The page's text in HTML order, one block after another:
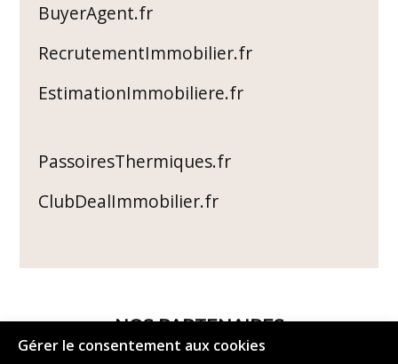
Gérer le consentement aux cookies
BuyerAgent.fr
RecrutementImmobilier.fr
EstimationImmobiliere.fr
PassoiresThermiques.fr
ClubDealImmobilier.fr
NOS PARTENAIRES